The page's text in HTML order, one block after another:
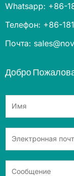
Whatsapp: +86-
Телефон: +86-
Почта:
Добро